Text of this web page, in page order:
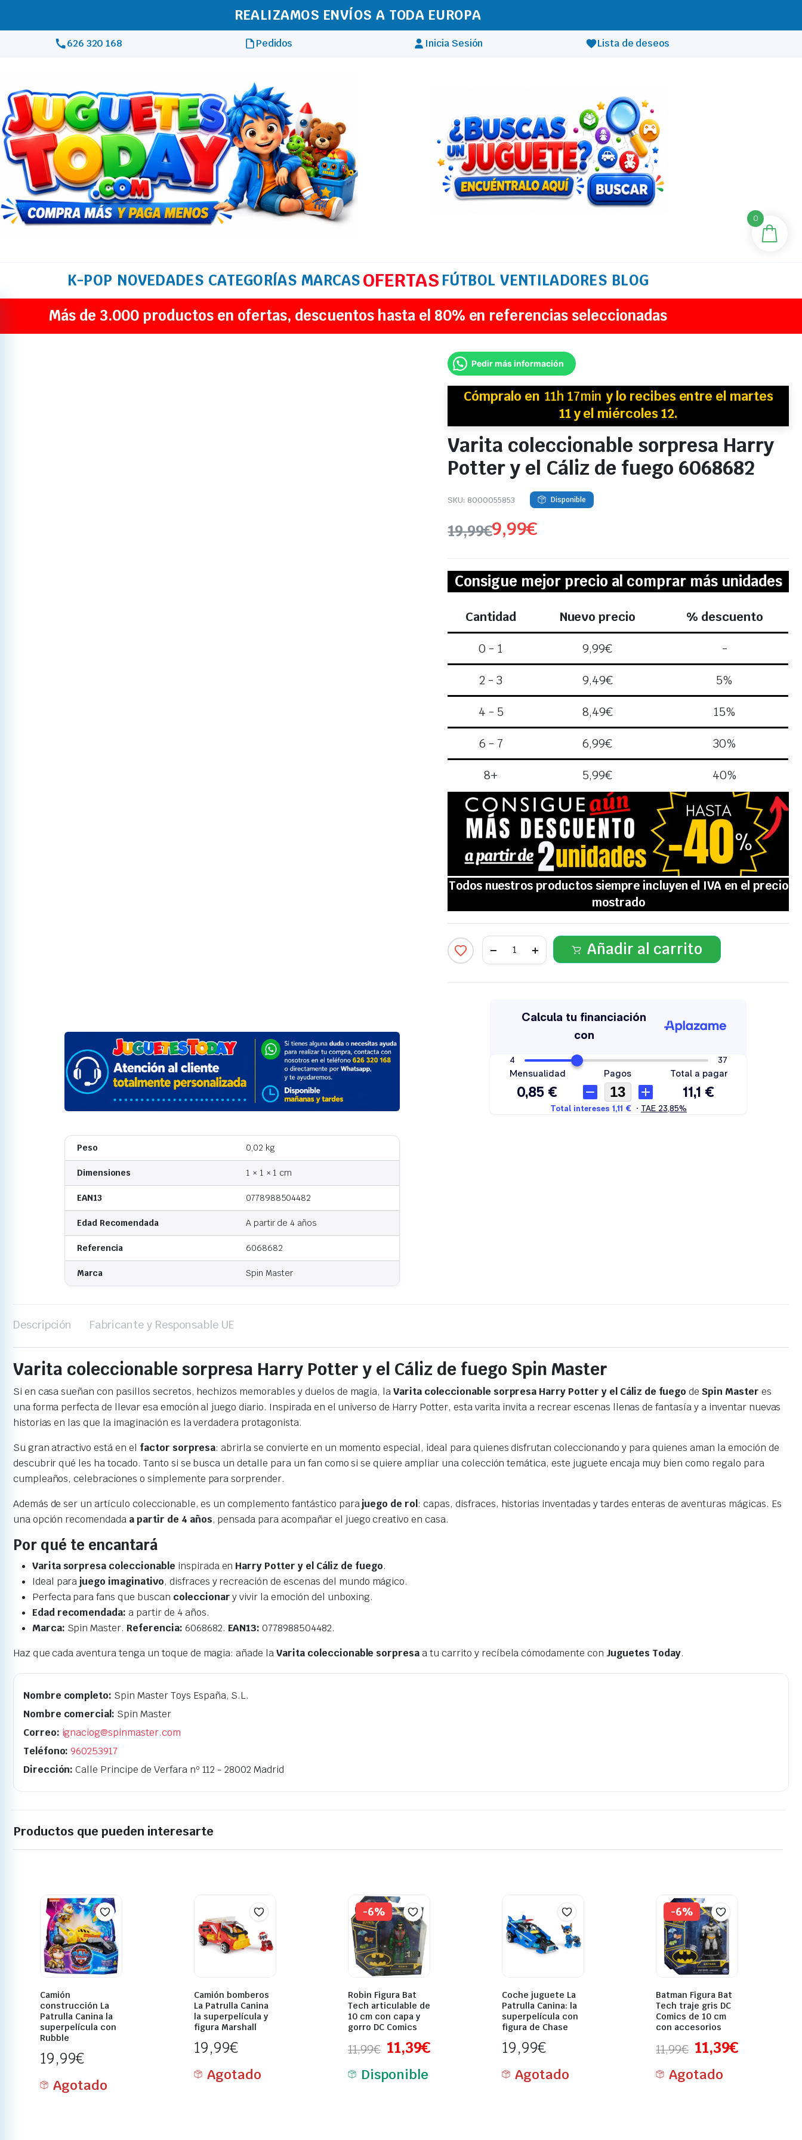
REALIZAMOS ENVÍOS A TODA EUROPA
626 320 168 Pedidos Inicia Sesión Lista de deseos
K-POP NOVEDADES CATEGORÍAS MARCASOFERTAS FÚTBOL VENTILADORES BLOG
Más de 3.000 productos en ofertas, descuentos hasta el 80% en referencias seleccionadas
Peso 0,02 kg
Dimensiones 1 × 1 × 1 cm
EAN13 0778988504482
Edad Recomendada A partir de 4 años
Referencia 6068682
Marca Spin Master
Pedir más información
Cómpralo en 11h 17min y lo recibesentre el martes
11 y el miércoles 12.
Varita coleccionable sorpresa Harry
Potter y el Cáliz de fuego 6068682
SKU: 8000055853 Disponible
19,99€9,99€
Consigue mejor precio al comprar más unidades
Cantidad Nuevo precio % descuento
0 - 1 9,99€ -
2 - 3 9,49€ 5%
4 - 5 8,49€ 15%
6 - 7 6,99€ 30%
8+ 5,99€ 40%
Añadir al carrito
Descripción Fabricante y Responsable UE
Varita coleccionable sorpresa Harry Potter y el Cáliz de fuego Spin Master
Si en casa sueñan con pasillos secretos, hechizos memorables y duelos de magia, laVarita coleccionable sorpresa Harry Potter y el Cáliz de fuego de Spin Master es
una forma perfecta de llevar esa emoción al juego diario. Inspirada en el universo de Harry Potter, esta varita invita a recrear escenas llenas de fantasía y a inventar nuevas
historias en las que la imaginación es la verdadera protagonista.
Su gran atractivo está en el factor sorpresa: abrirla se convierte en un momento especial, ideal para quienes disfrutan coleccionando y para quienes aman la emoción de
descubrir qué les ha tocado. Tanto si se busca un detalle para un fan como si se quiere ampliar una colección temática, este juguete encaja muy bien como regalo para
cumpleaños, celebraciones o simplemente para sorprender.
Además de ser un artículo coleccionable, es un complemento fantástico parajuego de rol: capas, disfraces, historias inventadas y tardes enteras de aventuras mágicas. Es
una opción recomendada a partir de 4 años, pensada para acompañar el juego creativo en casa.
Por qué te encantará
Varita sorpresa coleccionable inspirada en Harry Potter y el Cáliz de fuego.
Ideal para juego imaginativo, disfraces y recreación de escenas del mundo mágico.
Perfecta para fans que buscan coleccionary vivir la emoción del unboxing.
Edad recomendada: a partir de 4 años.
Marca: Spin Master. Referencia: 6068682. EAN13: 0778988504482.
Haz que cada aventura tenga un toque de magia: añade laVarita coleccionable sorpresaa tu carrito y recíbela cómodamente con Juguetes Today.
Nombre completo: Spin Master Toys España, S.L.
Nombre comercial: Spin Master
Correo: ignaciog@spinmaster.com
Teléfono: 960253917
Dirección: Calle Principe de Verfara nº 112 - 28002 Madrid
Productos que pueden interesarte
Camión
construcción La
Patrulla Canina la
superpelícula con
Rubble
19,99€
Agotado
Camión bomberos
La Patrulla Canina
la superpelícula y
figura Marshall
19,99€
Agotado
-6%
Robin Figura Bat
Tech articulable de
10 cm con capa y
gorro DC Comics
11,99€ 11,39€
Disponible
Coche juguete La
Patrulla Canina: la
superpelícula con
figura de Chase
19,99€
Agotado
-6%
Batman Figura Bat
Tech traje gris DC
Comics de 10 cm
con accesorios
11,99€ 11,39€
Agotado
0